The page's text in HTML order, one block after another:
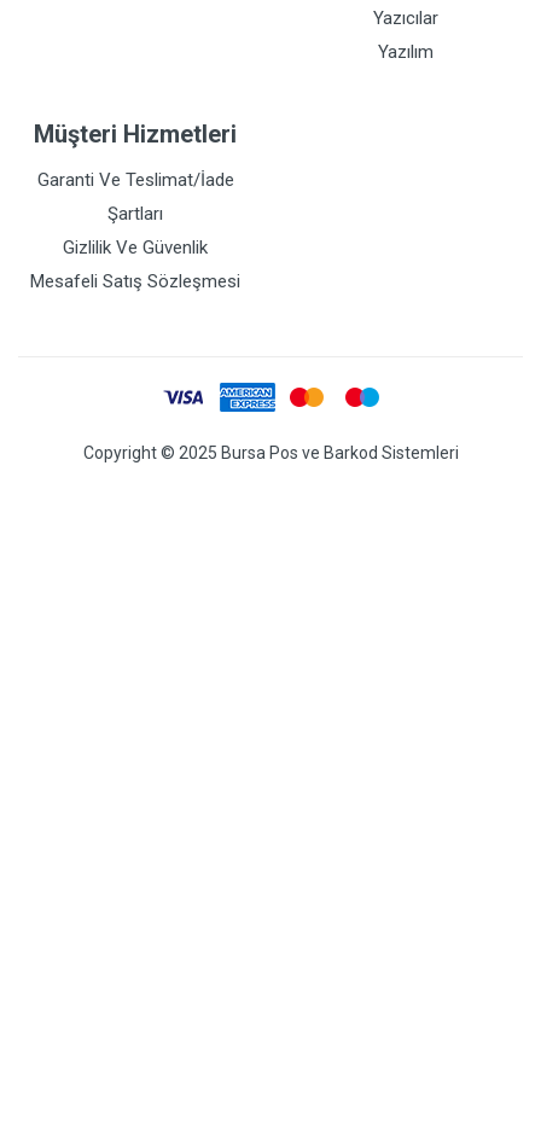
Yazıcılar
Yazılım
Müşteri Hizmetleri
Garanti Ve Teslimat/İade
Şartları
Gizlilik Ve Güvenlik
Mesafeli Satış Sözleşmesi
Copyright © 2025 Bursa Pos ve Barkod Sistemleri